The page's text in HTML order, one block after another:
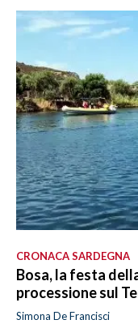
CRONACA SARDEGNA
Bosa, la festa
processione sul
Simona De Francisci